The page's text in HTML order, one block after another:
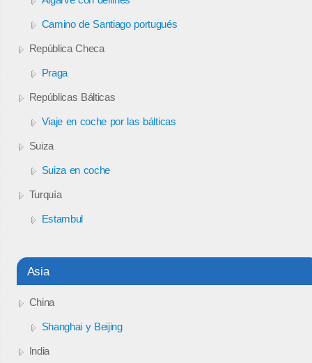
Camino de Santiago portugués
República Checa
Praga
Repúblicas Bálticas
Viaje en coche por las bálticas
Suiza
Suiza en coche
Turquía
Estambul
Asia
China
Shanghai y Beijing
India